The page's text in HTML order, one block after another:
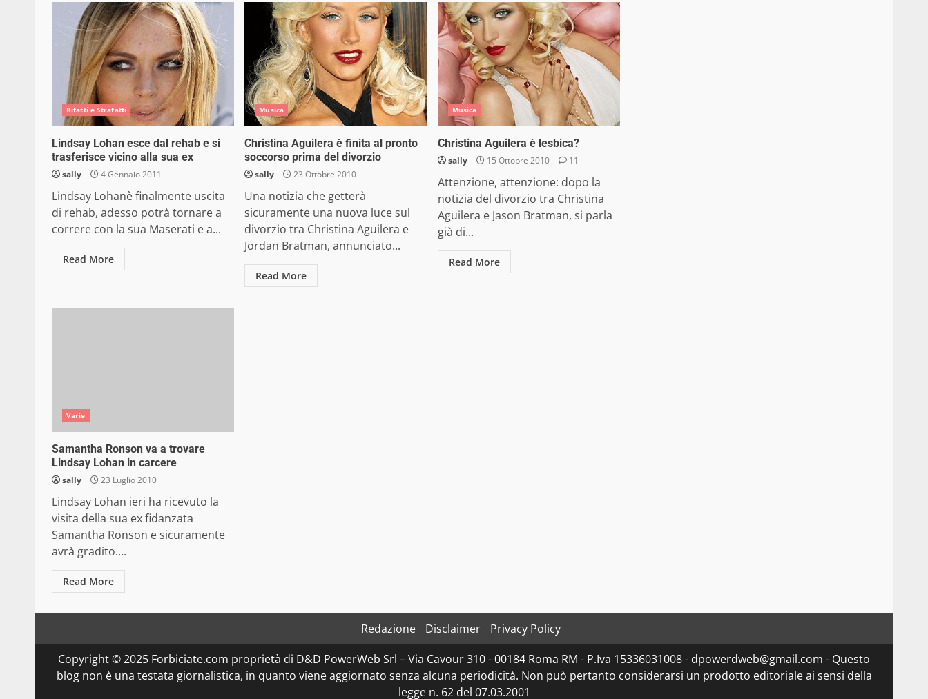
Rifatti e Strafatti
Lindsay Lohan esce dal rehab e si
trasferisce vicino alla sua ex
sally 4 Gennaio 2011
Lindsay Lohanè finalmente uscita
di rehab, adesso potrà tornare a
correre con la sua Maserati e a...
Read More
Musica
Christina Aguilera è finita al pronto
soccorso prima del divorzio
sally 23 Ottobre 2010
Una notizia che getterà
sicuramente una nuova luce sul
divorzio tra Christina Aguilera e
Jordan Bratman, annunciato...
Read More
Musica
Christina Aguilera è lesbica?
sally 15 Ottobre 2010 11
Attenzione, attenzione: dopo la
notizia del divorzio tra Christina
Aguilera e Jason Bratman, si parla
già di...
Read More
Varie
Samantha Ronson va a trovare
Lindsay Lohan in carcere
sally 23 Luglio 2010
Lindsay Lohan ieri ha ricevuto la
visita della sua ex fidanzata
Samantha Ronson e sicuramente
avrà gradito....
Read More
Redazione Disclaimer
Privacy Policy
Copyright © 2025 Forbiciate.com proprietà di D&D PowerWeb Srl – Via Cavour 310 - 00184 Roma RM - P.Iva 15336031008 - dpowerdweb@gmail.com - Questo
blog non è una testata giornalistica, in quanto viene aggiornato senza alcuna periodicità. Non può pertanto considerarsi un prodotto editoriale ai sensi della
legge n. 62 del 07.03.2001